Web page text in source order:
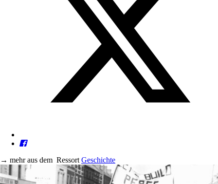
→ mehr aus dem Ressort Geschichte